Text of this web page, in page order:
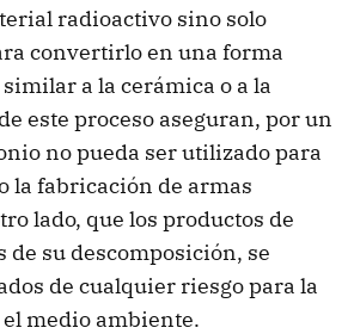
radioactivo sino solo
convertirlo en una forma
a la cerámica o a la
este proceso aseguran, por un
no pueda ser utilizado para
la fabricación de armas
lado, que los productos de
su descomposición, se
de cualquier riesgo para la
medio ambiente.